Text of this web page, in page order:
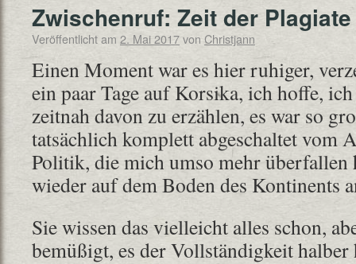
Zwischenruf: Zeit der Plagiate
Veröffentlicht am 2. Mai 2017von Christjann
Einen Moment war es hier ruhiger,
ein paar Tage auf Korsika, ich hoffe,
zeitnah davon zu erzählen, es war so
tatsächlich komplett abgeschaltet vom
Politik, die mich umso mehr überfallen
wieder auf dem Boden des Kontinents
Sie wissen das vielleicht alles schon,
bemüßigt, es der Vollständigkeit